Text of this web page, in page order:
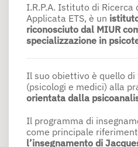
I.R.P.A. Istituto di Ricerca
Applicata ETS, è un
riconosciuto dal MIUR
specializzazione in
Il suo obiettivo è quello
(psicologi e medici) alla
orientata dalla
Il programma di
come principale
l’insegnamento di